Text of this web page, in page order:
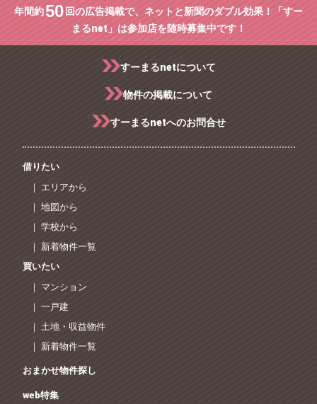
年間約50 回の広告掲載で、ネットと新聞のダブル効果！「すー
まるnet」は参加店を随時募集中です！
すーまるnetについて
物件の掲載について
すーまるnetへのお問合せ
借りたい
｜ エリアから
｜ 地図から
｜ 学校から
｜ 新着物件一覧
買いたい
｜ マンション
｜ 一戸建
｜ 土地・収益物件
｜ 新着物件一覧
おまかせ物件探し
web特集